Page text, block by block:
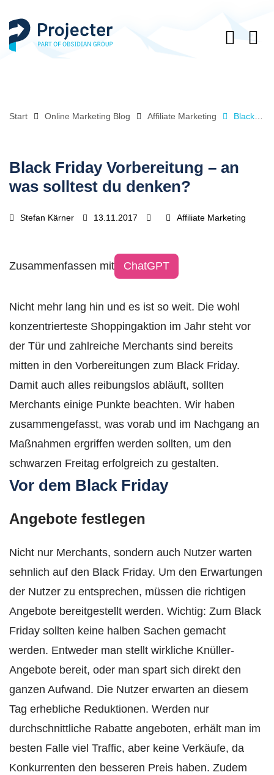
Start Online Marketing Blog Affiliate Marketing Black Friday Vorbereitung – an was solltest du denken?
Black Friday Vorbereitung – an
was solltest du denken?
Stefan Kärner 13.11.2017 Affiliate Marketing
Zusammenfassen mit ChatGPT
Nicht mehr lang hin und es ist so weit. Die wohl
konzentrierteste Shoppingaktion im Jahr steht vor
der Tür und zahlreiche Merchants sind bereits
mitten in den Vorbereitungen zum Black Friday.
Damit auch alles reibungslos abläuft, sollten
Merchants einige Punkte beachten. Wir haben
zusammengefasst, was vorab und im Nachgang an
Maßnahmen ergriffen werden sollten, um den
schwarzen Freitag erfolgreich zu gestalten.
Vor dem Black Friday
Angebote festlegen
Nicht nur Merchants, sondern auch Nutzer warten
sehnlich auf den Black Friday. Um den Erwartungen
der Nutzer zu entsprechen, müssen die richtigen
Angebote bereitgestellt werden. Wichtig: Zum Black
Friday sollten keine halben Sachen gemacht
werden. Entweder man stellt wirkliche Knüller-
Angebote bereit, oder man spart sich direkt den
ganzen Aufwand. Die Nutzer erwarten an diesem
Tag erhebliche Reduktionen. Werden nur
durchschnittliche Rabatte angeboten, erhält man im
besten Falle viel Traffic, aber keine Verkäufe, da
Konkurrenten den besseren Preis haben. Zudem